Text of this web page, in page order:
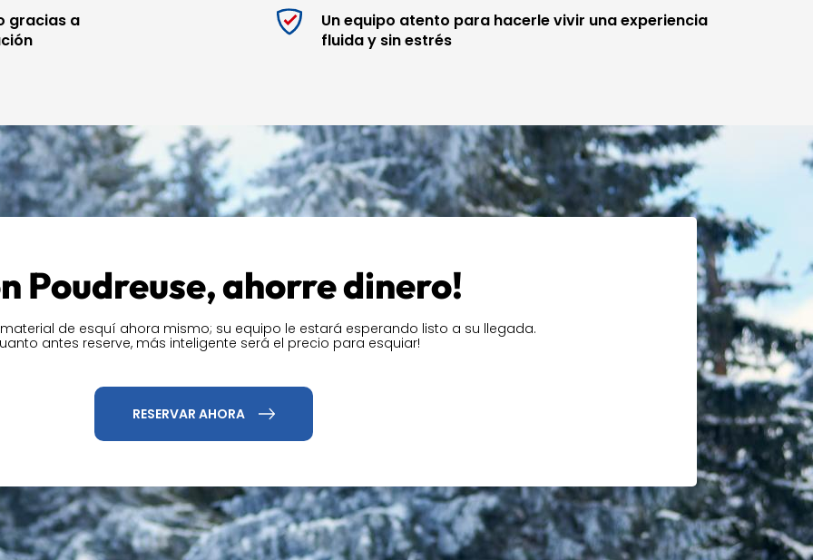
de su
las mejores tarifas
de ahorrar tiempo en
más rápidamente.
gracias a
Un equipo atento para hacerle vivir una experiencia
fluida y sin estrés
Poudreuse, ahorre dinero!
material de esquí ahora mismo; su equipo le estará esperando listo a su llegada.
antes reserve, más inteligente será el precio para esquiar!
RESERVAR AHORA